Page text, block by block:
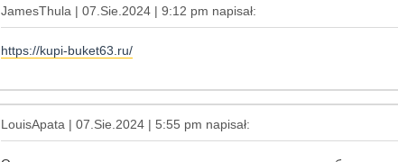
JamesThula | 07.Sie.2024 | 9:12 pm napisał:
https://kupi-buket63.ru/
LouisApata | 07.Sie.2024 | 5:55 pm napisał: